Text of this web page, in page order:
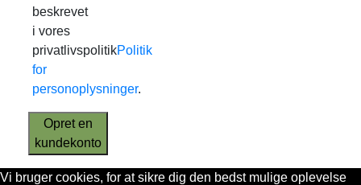
beskrevet
i vores
privatlivspolitikPolitik
for
personoplysninger.
Opret en
kundekonto
Vi bruger cookies, for at sikre dig den bedst mulige oplevelse